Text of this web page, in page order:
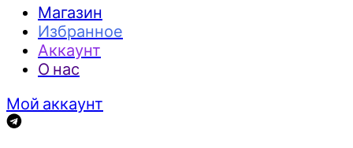
Магазин
Избранное
Аккаунт
О нас
Мой аккаунт